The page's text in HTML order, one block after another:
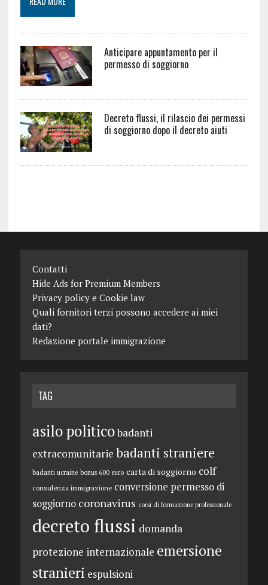
Anticipare appuntamento per il
permesso di soggiorno
Decreto flussi, il rilascio dei permessi
di soggiorno dopo il decreto aiuti
Contatti
Hide Ads for Premium Members
Privacy policy e Cookie law
Quali fornitori terzi possono accedere ai miei
dati?
Redazione portale immigrazione
TAG
asilo politicobadanti
extracomunitarie badanti straniere
badanti ucraine bonus 600 euro carta di soggiorno colf
consulenza immigrazione conversione permesso di
soggiorno coronavirus corsi di formazione professionale
decreto flussi domanda
protezione internazionale emersione
stranieri espulsioni